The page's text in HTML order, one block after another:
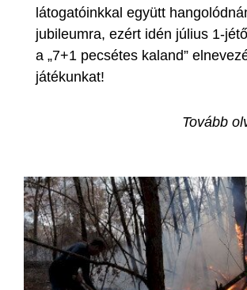
látogatóinkkal együtt
jubileumra, ezért idén július 1-
a „7+1 pecsétes kaland”
játékunkat!
Tovább